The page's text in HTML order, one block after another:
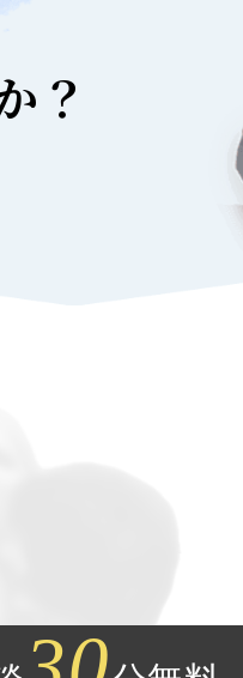
？